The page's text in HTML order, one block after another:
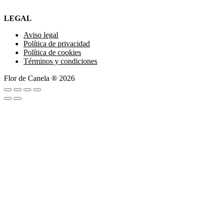
LEGAL
Aviso legal
Política de privacidad
Política de cookies
Términos y condiciones
Flor de Canela ® 2026